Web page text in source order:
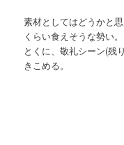
素材としてはどうかと
くらい食えそうな勢い。
とくに、敬礼シーン(残
きこめる。